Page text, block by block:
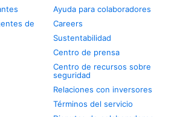
de
Ayuda para colaboradores
Careers
Sustentabilidad
Centro de prensa
Centro de recursos sobre
seguridad
Relaciones con inversores
Términos del servicio